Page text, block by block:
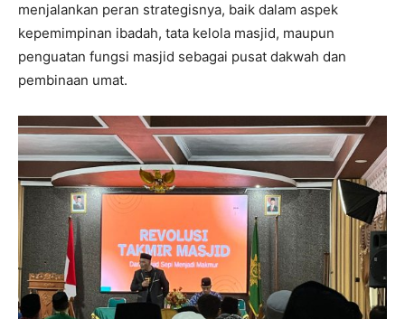
menjalankan peran strategisnya, baik dalam aspek
kepemimpinan ibadah, tata kelola masjid, maupun
penguatan fungsi masjid sebagai pusat dakwah dan
pembinaan umat.